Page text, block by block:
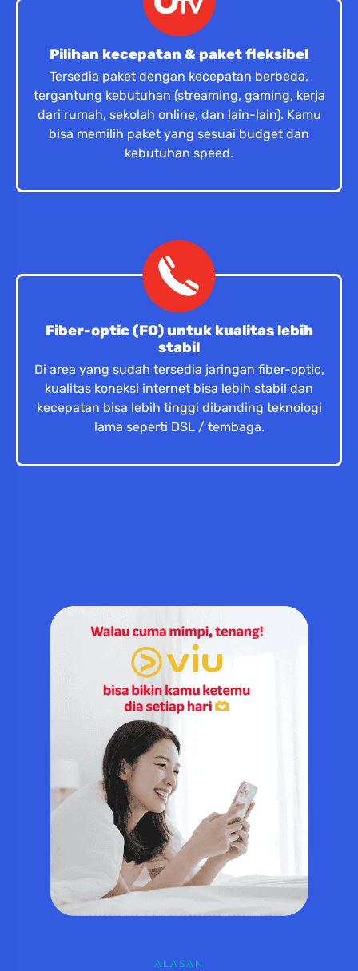
Pilihan kecepatan & paket fleksibel
Tersedia paket dengan kecepatan berbeda,
tergantung kebutuhan (streaming, gaming, kerja
dari rumah, sekolah online, dan lain-lain). Kamu
bisa memilih paket yang sesuai budget dan
kebutuhan speed.
Fiber-optic (FO) untuk kualitas lebih
stabil
Di area yang sudah tersedia jaringan fiber-optic,
kualitas koneksi internet bisa lebih stabil dan
kecepatan bisa lebih tinggi dibanding teknologi
lama seperti DSL / tembaga.
ALASAN